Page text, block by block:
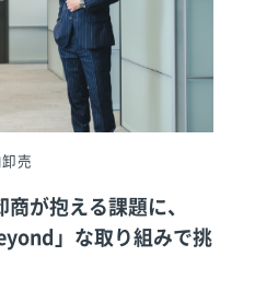
売
が抱える課題に、
」な取り組みで挑